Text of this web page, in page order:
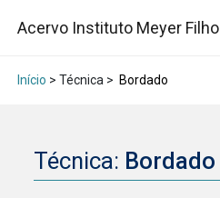
Acervo Instituto Meyer Filho
Início > Técnica > Bordado
Técnica: Bordado